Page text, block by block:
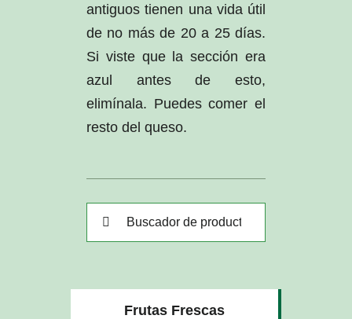
antiguos tienen una vida útil
de no más de 20 a 25 días.
Si viste que la sección era
azul antes de esto,
elimínala. Puedes comer el
resto del queso.
Buscar:
Frutas Frescas